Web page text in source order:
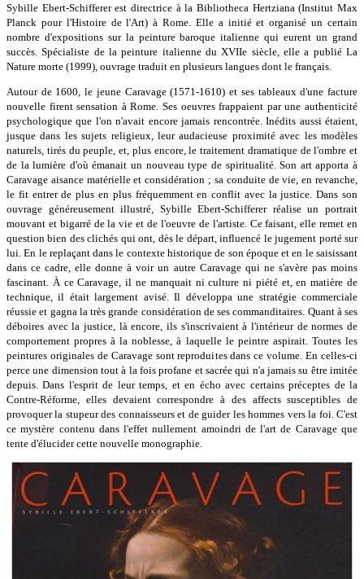
Sybille Ebert-Schifferer est directrice à la Bibliotheca Hertziana (Institut Max
Planck pour l'Histoire de l'Art) à Rome. Elle a initié et organisé un certain
nombre d'expositions sur la peinture baroque italienne qui eurent un grand
succès. Spécialiste de la peinture italienne du XVIIe siècle, elle a publié La
Nature morte (1999), ouvrage traduit en plusieurs langues dont le français.
Autour de 1600, le jeune Caravage (1571-1610) et ses tableaux d'une facture
nouvelle firent sensation à Rome. Ses oeuvres frappaient par une authenticité
psychologique que l'on n'avait encore jamais rencontrée. Inédits aussi étaient,
jusque dans les sujets religieux, leur audacieuse proximité avec les modèles
naturels, tirés du peuple, et, plus encore, le traitement dramatique de l'ombre et
de la lumière d'où émanait un nouveau type de spiritualité. Son art apporta à
Caravage aisance matérielle et considération ; sa conduite de vie, en revanche,
le fit entrer de plus en plus fréquemment en conflit avec la justice. Dans son
ouvrage généreusement illustré, Sybille Ebert-Schifferer réalise un portrait
mouvant et bigarré de la vie et de l'oeuvre de l'artiste. Ce faisant, elle remet en
question bien des clichés qui ont, dès le départ, influencé le jugement porté sur
lui. En le replaçant dans le contexte historique de son époque et en le saisissant
dans ce cadre, elle donne à voir un autre Caravage qui ne s'avère pas moins
fascinant. À ce Caravage, il ne manquait ni culture ni piété et, en matière de
technique, il était largement avisé. Il développa une stratégie commerciale
réussie et gagna la très grande considération de ses commanditaires. Quant à ses
déboires avec la justice, là encore, ils s'inscrivaient à l'intérieur de normes de
comportement propres à la noblesse, à laquelle le peintre aspirait. Toutes les
peintures originales de Caravage sont reproduites dans ce volume. En celles-ci
perce une dimension tout à la fois profane et sacrée qui n'a jamais su être imitée
depuis. Dans l'esprit de leur temps, et en écho avec certains préceptes de la
Contre-Réforme, elles devaient correspondre à des affects susceptibles de
provoquer la stupeur des connaisseurs et de guider les hommes vers la foi. C'est
ce mystère contenu dans l'effet nullement amoindri de l'art de Caravage que
tente d'élucider cette nouvelle monographie.